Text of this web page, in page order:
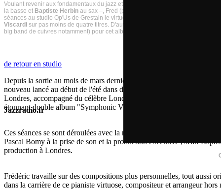
Voulant revenir aux fondamentaux du jazz et associé à ses fidèles complices
la basse et Baptiste Herbin au sax –, Fred (piano, Fender Rhodes, guitare
séances au studio Op'Us de Grestain le virtuose brésilien
Viscardi sur pas moins de quatre titres. D'autres surprises sont bien
big band de cuivres notamment) pour cet album de fusion qui mêlera jazz,
de retour en studio
Depuis la sortie au mois de mars dernier de ses deux doubles albums
nouveau lancé au début de l'été dans de nouvelles séances
Londres, accompagné du célèbre London Symphony Orchestra avec
étonnant double album "Symphonic Visions Of Gabon".
Ces séances se sont déroulées avec la même équipe, composée de
Pascal Bomy à la prise de son et la production exécutive ; Jean-
production à Londres.
Frédéric travaille sur des compositions plus personnelles, tout aussi
dans la carrière de ce pianiste virtuose, compositeur et arrangeur hors
Jazzradio.fr